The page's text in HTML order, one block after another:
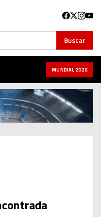
Buscar
MUNDIAL 2026